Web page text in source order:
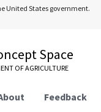
United States government.
Space
OF AGRICULTURE
Feedback